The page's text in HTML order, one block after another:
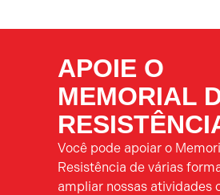
APOIE O
MEMORIAL
Você pode apoiar o
Resistência de várias
ampliar nossas atividades